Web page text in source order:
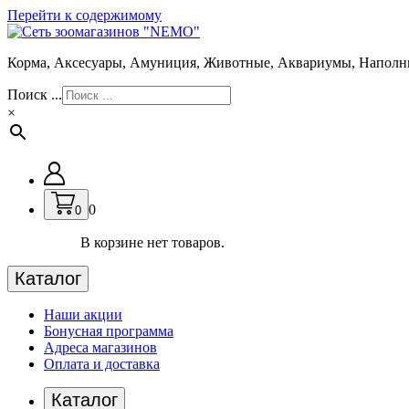
Перейти к содержимому
Корма, Аксесуары, Амуниция, Животные, Аквариумы,
Поиск ...
×
0 0
В корзине нет товаров.
Каталог
Наши акции
Бонусная программа
Адреса магазинов
Оплата и доставка
Каталог